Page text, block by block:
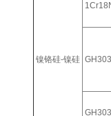
镍铬硅-镍硅